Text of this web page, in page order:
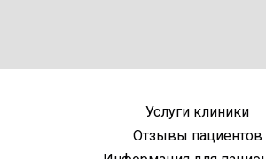
Услуги клиники
Отзывы пациентов